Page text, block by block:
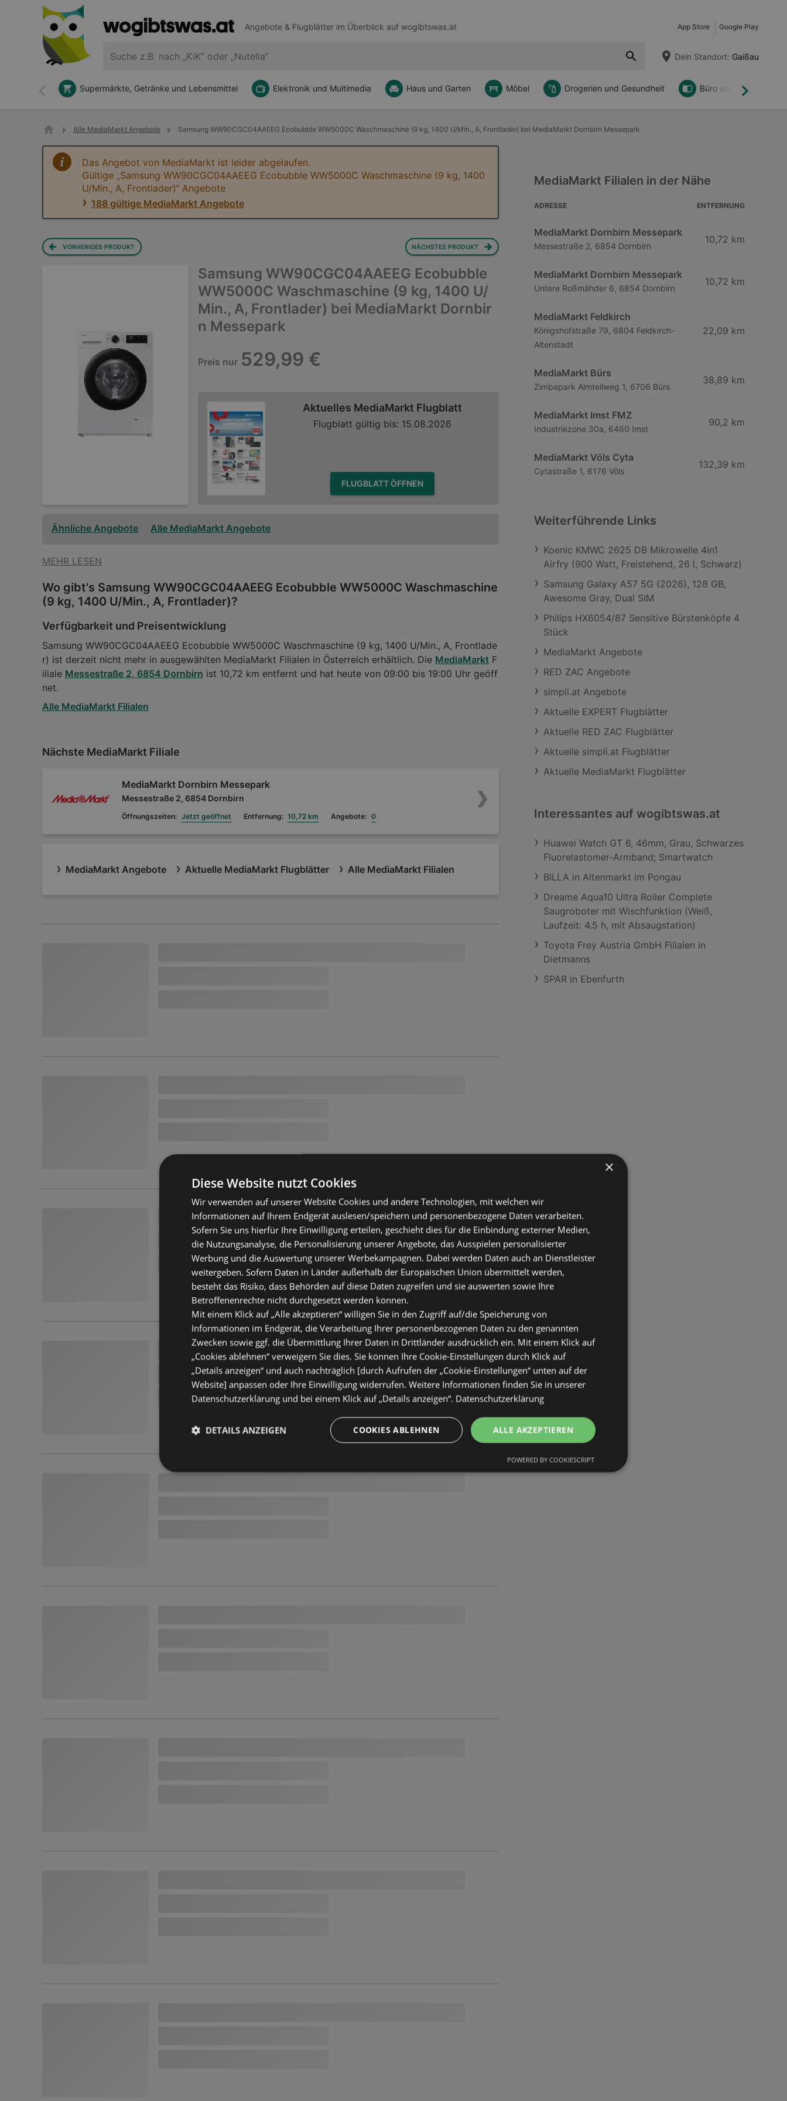
Angebote & Flugblätter im Überblick auf wogibtswas.at App Store Google Play
Dein Standort: Gaißau
Zurück Weiter
Supermärkte, Getränke und Lebensmittel Elektronik und Multimedia Haus und Garten Möbel Drogerien und Gesundheit Büro und DIY
Alle MediaMarkt Angebote Samsung WW90CGC04AAEEG Ecobubble WW5000C Waschmaschine (9 kg, 1400 U/Min., A, Frontlader) bei MediaMarkt Dornbirn Messepark
Das Angebot von MediaMarkt ist leider abgelaufen.
Gültige „Samsung WW90CGC04AAEEG Ecobubble WW5000C Waschmaschine (9 kg, 1400
U/Min., A, Frontlader)“ Angebote
188 gültige MediaMarkt Angebote
VORHERIGES PRODUKT NÄCHSTES PRODUKT
Samsung WW90CGC04AAEEG Ecobubble
WW5000C Waschmaschine (9 kg, 1400 U/
Min., A, Frontlader) bei MediaMarkt Dornbir
n Messepark
Preis nur 529,99 €
Aktuelles MediaMarkt Flugblatt
Flugblatt gültig bis: 15.08.2026
FLUGBLATT ÖFFNEN
Ähnliche Angebote Alle MediaMarkt Angebote
MEHR LESEN
Wo gibt's Samsung WW90CGC04AAEEG Ecobubble WW5000C Waschmaschine
(9 kg, 1400 U/Min., A, Frontlader)?
Verfügbarkeit und Preisentwicklung
Samsung WW90CGC04AAEEG Ecobubble WW5000C Waschmaschine (9 kg, 1400 U/Min., A, Frontlade
r) ist derzeit nicht mehr in ausgewählten MediaMarkt Filialen in Österreich erhältlich. Die MediaMarkt F
iliale Messestraße 2, 6854 Dornbirn ist 10,72 km entfernt und hat heute von 09:00 bis 19:00 Uhr geöff
net.
Alle MediaMarkt Filialen
Nächste MediaMarkt Filiale
MediaMarkt Dornbirn Messepark
Messestraße 2, 6854 Dornbirn
Öffnungszeiten: Jetzt geöffnet Entfernung: 10,72 km Angebote: 0
MediaMarkt Angebote Aktuelle MediaMarkt Flugblätter Alle MediaMarkt Filialen
MediaMarkt Filialen in der Nähe
ADRESSE ENTFERNUNG
MediaMarkt Dornbirn Messepark
Messestraße 2, 6854 Dornbirn
10,72 km
MediaMarkt Dornbirn Messepark
Untere Roßmähder 6, 6854 Dornbirn
10,72 km
MediaMarkt Feldkirch
Königshofstraße 79, 6804 Feldkirch-
Altenstadt
22,09 km
MediaMarkt Bürs
Zimbapark Almteilweg 1, 6706 Bürs
38,89 km
MediaMarkt Imst FMZ
Industriezone 30a, 6460 Imst
90,2 km
MediaMarkt Völs Cyta
Cytastraße 1, 6176 Völs
132,39 km
Weiterführende Links
Koenic KMWC 2625 DB Mikrowelle 4in1
Airfry (900 Watt, Freistehend, 26 l, Schwarz)
Samsung Galaxy A57 5G (2026), 128 GB,
Awesome Gray, Dual SIM
Philips HX6054/87 Sensitive Bürstenköpfe 4
Stück
MediaMarkt Angebote
RED ZAC Angebote
simpli.at Angebote
Aktuelle EXPERT Flugblätter
Aktuelle RED ZAC Flugblätter
Aktuelle simpli.at Flugblätter
Aktuelle MediaMarkt Flugblätter
Interessantes auf wogibtswas.at
Huawei Watch GT 6, 46mm, Grau, Schwarzes
Fluorelastomer-Armband; Smartwatch
BILLA in Altenmarkt im Pongau
Dreame Aqua10 Ultra Roller Complete
Saugroboter mit Wischfunktion (Weiß,
Laufzeit: 4.5 h, mit Absaugstation)
Toyota Frey Austria GmbH Filialen in
Dietmanns
SPAR in Ebenfurth
×
Diese Website nutzt Cookies
Wir verwenden auf unserer Website Cookies und andere Technologien, mit welchen wir
Informationen auf Ihrem Endgerät auslesen/speichern und personenbezogene Daten verarbeiten.
Sofern Sie uns hierfür Ihre Einwilligung erteilen, geschieht dies für die Einbindung externer Medien,
die Nutzungsanalyse, die Personalisierung unserer Angebote, das Ausspielen personalisierter
Werbung und die Auswertung unserer Werbekampagnen. Dabei werden Daten auch an Dienstleister
weitergeben. Sofern Daten in Länder außerhalb der Europäischen Union übermittelt werden,
besteht das Risiko, dass Behörden auf diese Daten zugreifen und sie auswerten sowie Ihre
Betroffenenrechte nicht durchgesetzt werden können.
Mit einem Klick auf „Alle akzeptieren“ willigen Sie in den Zugriff auf/die Speicherung von
Informationen im Endgerät, die Verarbeitung Ihrer personenbezogenen Daten zu den genannten
Zwecken sowie ggf. die Übermittlung Ihrer Daten in Drittländer ausdrücklich ein. Mit einem Klick auf
„Cookies ablehnen“ verweigern Sie dies. Sie können Ihre Cookie-Einstellungen durch Klick auf
„Details anzeigen“ und auch nachträglich [durch Aufrufen der „Cookie-Einstellungen“ unten auf der
Website] anpassen oder Ihre Einwilligung widerrufen. Weitere Informationen finden Sie in unserer
Datenschutzerklärung und bei einem Klick auf „Details anzeigen“. Datenschutzerklärung
ALLE AKZEPTIEREN
COOKIES ABLEHNEN
DETAILS ANZEIGEN
POWERED BY COOKIESCRIPT